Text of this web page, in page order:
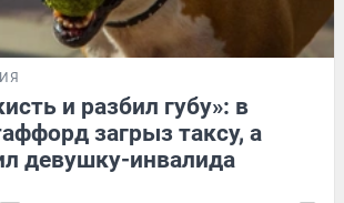
и разбил губу»: в
загрыз таксу, а
девушку-инвалида